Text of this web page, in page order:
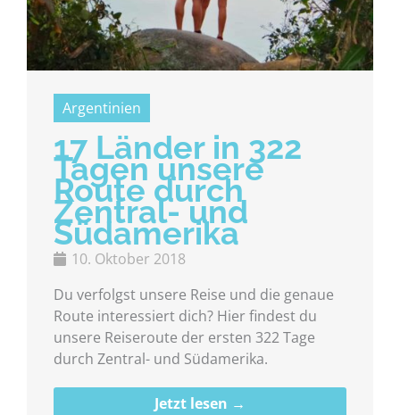
Argentinien
17 Länder in 322
Tagen unsere
Route durch
Zentral- und
Südamerika
10. Oktober 2018
Du verfolgst unsere Reise und die genaue
Route interessiert dich? Hier findest du
unsere Reiseroute der ersten 322 Tage
durch Zentral- und Südamerika.
Jetzt lesen →